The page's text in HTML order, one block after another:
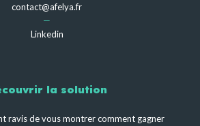
contact@afelya.fr
—
Linkedin
la solution
ravis de vous montrer comment gagner